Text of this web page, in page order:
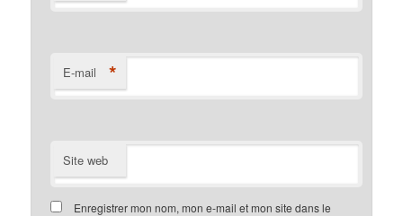
E-mail *
Site web
Enregistrer mon nom, mon e-mail et mon site dans le